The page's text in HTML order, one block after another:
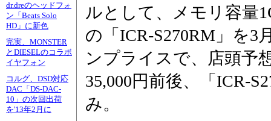
dr.dreのヘッドフォ
ン「Beats Solo
HD」に新色
完実、MONSTER
とDIESELのコラボ
イヤフォン
コルグ、DSD対応
DAC「DS-DAC-
10」の次回出荷
を'13年2月に
ルとして、メモリ容量
の「ICR-S270RM」を3
ンプライスで、店頭予
35,000円前後、「ICR-
み。